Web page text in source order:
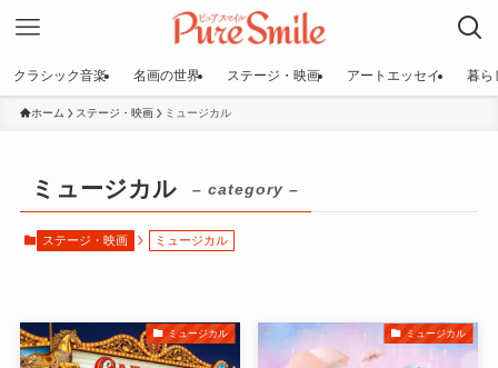
クラシック音楽 名画の世界 ステージ・映画 アートエッセイ 暮ら
ホーム ステージ・映画 ミュージカル
ミュージカル – category –
ステージ・映画 ミュージカル
ミュージカル ミュージカル